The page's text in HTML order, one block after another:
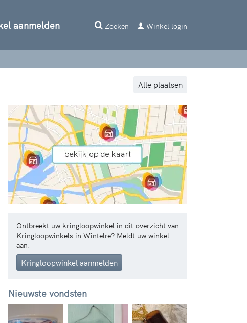
aanmelden Zoeken Winkel login
Alle plaatsen
Ontbreekt uw kringloopwinkel in dit overzicht van
Kringloopwinkels in Wintelre? Meldt uw winkel
aan:
Kringloopwinkel aanmelden
Nieuwste vondsten